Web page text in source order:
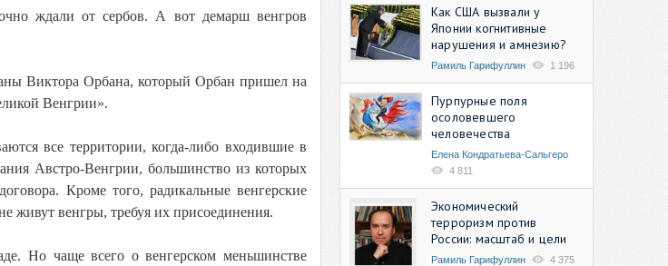
ждали от сербов. А вот демарш венгров
Виктора Орбана, который Орбан пришел на
Венгрии».
все территории, когда-либо входившие в
Австро-Венгрии, большинство из которых
Кроме того, радикальные венгерские
живут венгры, требуя их присоединения.
Но чаще всего о венгерском меньшинстве
Как США вызвали у
Японии когнитивные
нарушения и амнезию?
Рамиль Гарифуллин 1 196
Пурпурные поля
осоловевшего
человечества
Елена Кондратьева-Сальгеро
4 811
Экономический
терроризм против
России: масштаб и цели
Рамиль Гарифуллин 4 375